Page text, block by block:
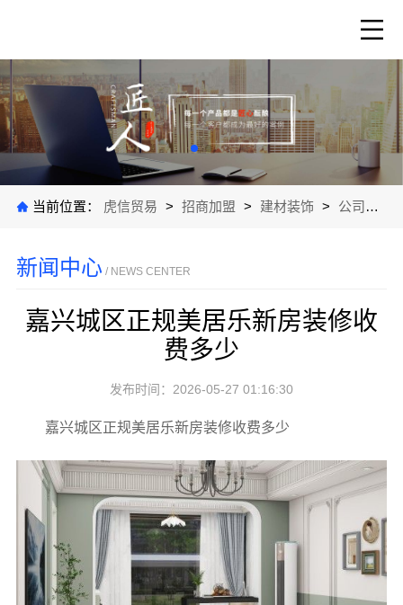
当前位置： 虎信贸易 > 招商加盟 > 建材装饰 > 公司新闻
新闻中心 / NEWS CENTER
嘉兴城区正规美居乐新房装修收
费多少
发布时间：2026-05-27 01:16:30
嘉兴城区正规美居乐新房装修收费多少